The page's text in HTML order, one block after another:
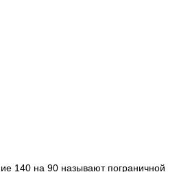
140 на 90 называют пограничной